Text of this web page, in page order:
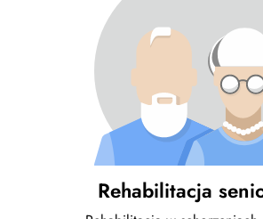
Rehabilitacja